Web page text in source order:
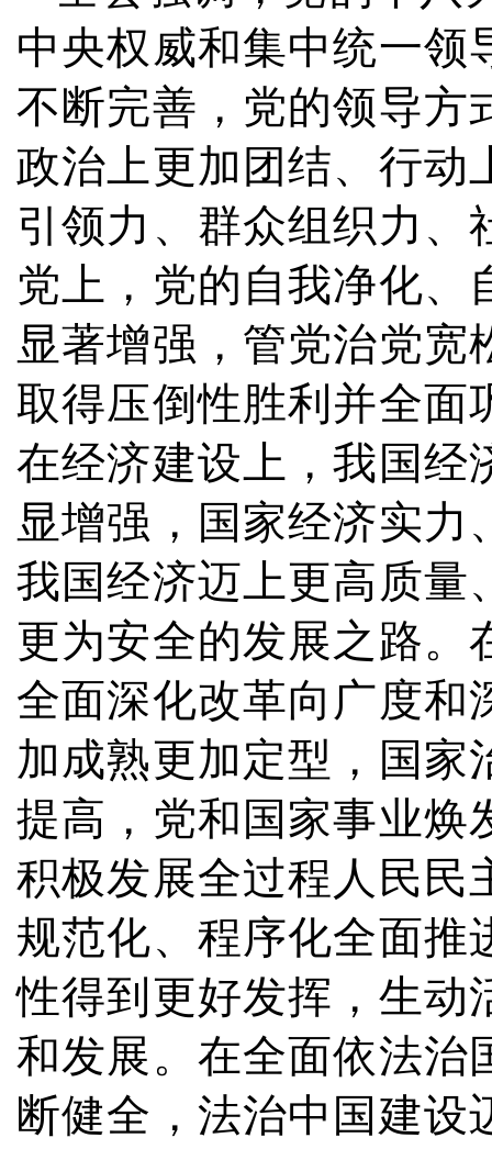
中央权威和集中统一领
不断完善，党的领导方
政治上更加团结、行动
引领力、群众组织力、
党上，党的自我净化、
显著增强，管党治党宽
取得压倒性胜利并全面
在经济建设上，我国经
显增强，国家经济实力
我国经济迈上更高质量
更为安全的发展之路。
全面深化改革向广度和
加成熟更加定型，国家
提高，党和国家事业焕
积极发展全过程人民民
规范化、程序化全面推
性得到更好发挥，生动
和发展。在全面依法治
断健全，法治中国建设